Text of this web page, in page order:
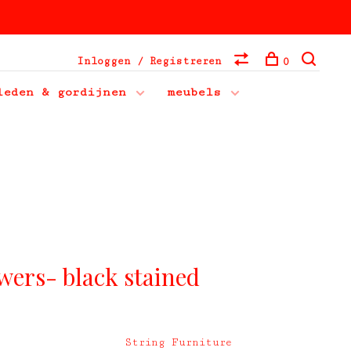
& gordijnen
meubels
Inloggen / Registreren 0
black stained
String Furniture